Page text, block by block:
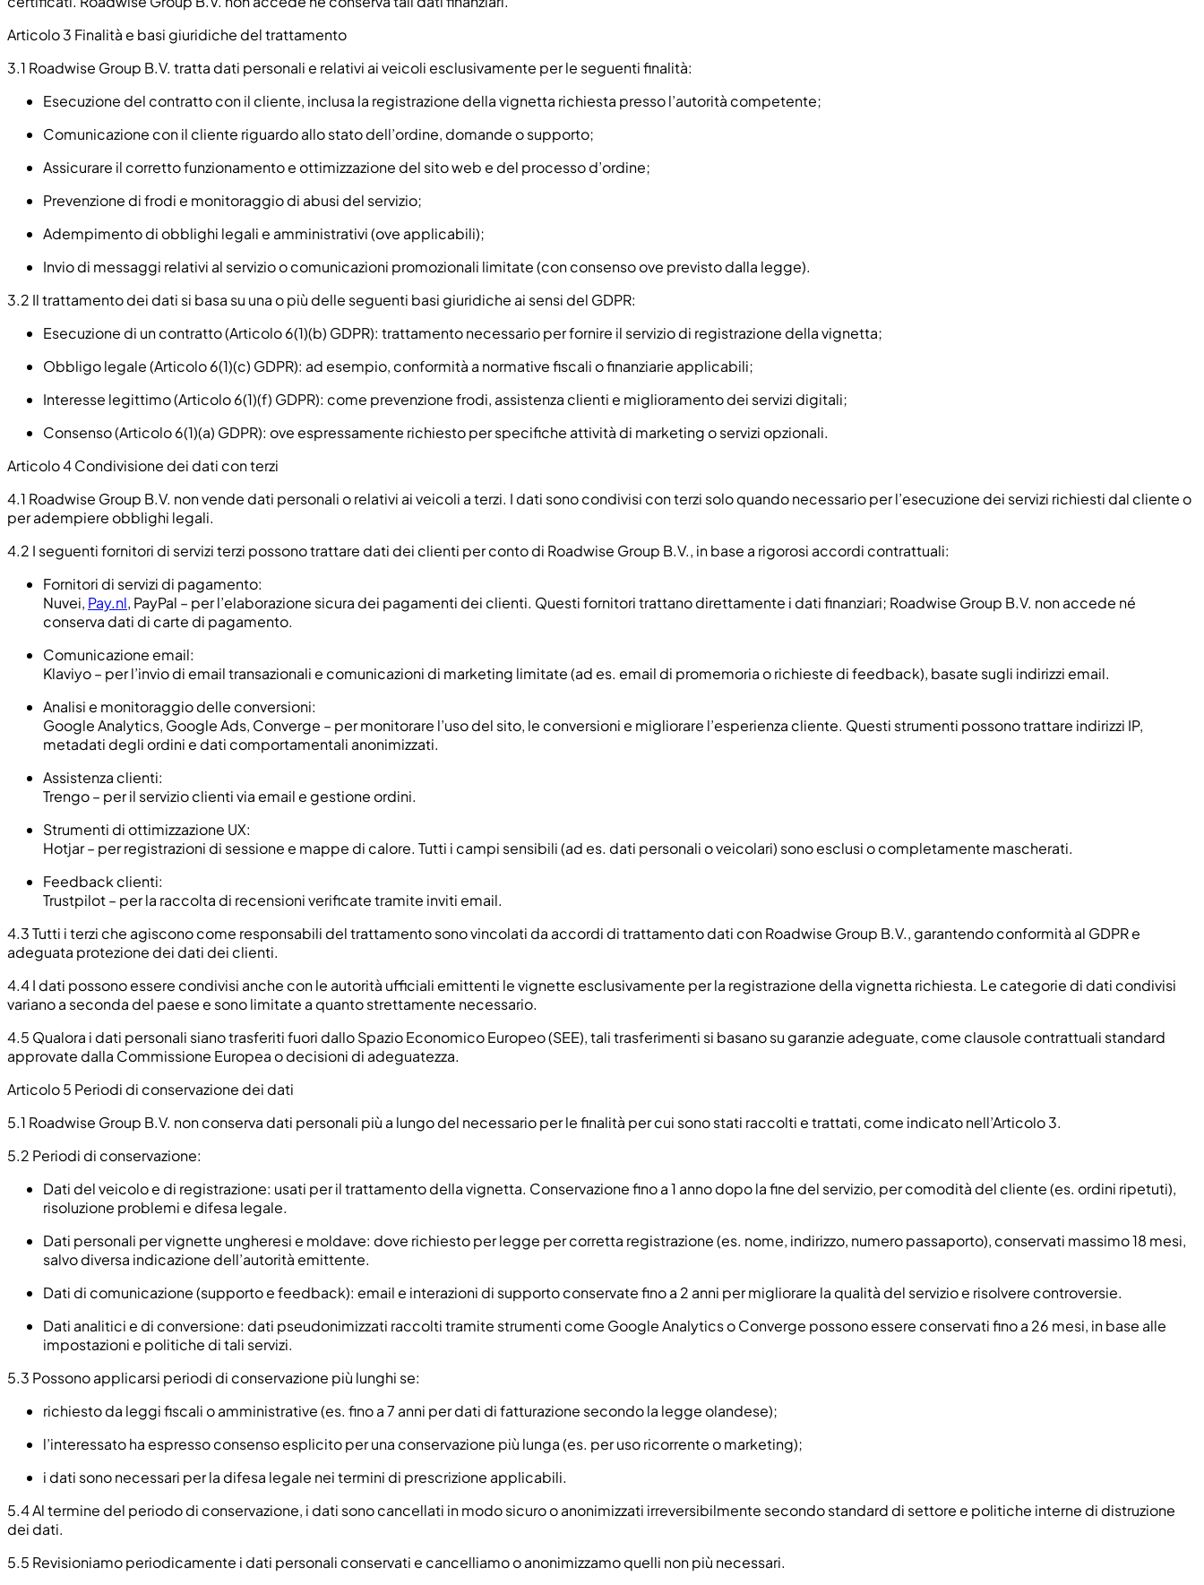
Articolo 3 Finalità e basi giuridiche del trattamento
3.1 Roadwise Group B.V. tratta dati personali e relativi ai veicoli esclusivamente per le seguenti finalità:
Esecuzione del contratto con il cliente, inclusa la registrazione della vignetta richiesta presso l’autorità competente;
Comunicazione con il cliente riguardo allo stato dell’ordine, domande o supporto;
Assicurare il corretto funzionamento e ottimizzazione del sito web e del processo d’ordine;
Prevenzione di frodi e monitoraggio di abusi del servizio;
Adempimento di obblighi legali e amministrativi (ove applicabili);
Invio di messaggi relativi al servizio o comunicazioni promozionali limitate (con consenso ove previsto dalla legge).
3.2 Il trattamento dei dati si basa su una o più delle seguenti basi giuridiche ai sensi del GDPR:
Esecuzione di un contratto (Articolo 6(1)(b) GDPR): trattamento necessario per fornire il servizio di registrazione della vignetta;
Obbligo legale (Articolo 6(1)(c) GDPR): ad esempio, conformità a normative fiscali o finanziarie applicabili;
Interesse legittimo (Articolo 6(1)(f) GDPR): come prevenzione frodi, assistenza clienti e miglioramento dei servizi digitali;
Consenso (Articolo 6(1)(a) GDPR): ove espressamente richiesto per specifiche attività di marketing o servizi opzionali.
Articolo 4 Condivisione dei dati con terzi
4.1 Roadwise Group B.V. non vende dati personali o relativi ai veicoli a terzi. I dati sono condivisi con terzi solo quando necessario per l’esecuzione dei servizi richiesti dal cliente o
per adempiere obblighi legali.
4.2 I seguenti fornitori di servizi terzi possono trattare dati dei clienti per conto di Roadwise Group B.V., in base a rigorosi accordi contrattuali:
Fornitori di servizi di pagamento:
Nuvei, Pay.nl, PayPal – per l’elaborazione sicura dei pagamenti dei clienti. Questi fornitori trattano direttamente i dati finanziari; Roadwise Group B.V. non accede né
conserva dati di carte di pagamento.
Comunicazione email:
Klaviyo – per l’invio di email transazionali e comunicazioni di marketing limitate (ad es. email di promemoria o richieste di feedback), basate sugli indirizzi email.
Analisi e monitoraggio delle conversioni:
Google Analytics, Google Ads, Converge – per monitorare l’uso del sito, le conversioni e migliorare l’esperienza cliente. Questi strumenti possono trattare indirizzi IP,
metadati degli ordini e dati comportamentali anonimizzati.
Assistenza clienti:
Trengo – per il servizio clienti via email e gestione ordini.
Strumenti di ottimizzazione UX:
Hotjar – per registrazioni di sessione e mappe di calore. Tutti i campi sensibili (ad es. dati personali o veicolari) sono esclusi o completamente mascherati.
Feedback clienti:
Trustpilot – per la raccolta di recensioni verificate tramite inviti email.
4.3Tutti i terzi che agiscono come responsabili del trattamento sono vincolati da accordi di trattamento dati con Roadwise Group B.V., garantendo conformità al GDPR e
adeguata protezione dei dati dei clienti.
4.4I dati possono essere condivisi anche con le autorità ufficiali emittenti le vignette esclusivamente per la registrazione della vignetta richiesta. Le categorie di dati condivisi
variano a seconda del paese e sono limitate a quanto strettamente necessario.
4.5 Qualora i dati personali siano trasferiti fuori dallo Spazio Economico Europeo (SEE), tali trasferimenti si basano su garanzie adeguate, come clausole contrattuali standard
approvate dalla Commissione Europea o decisioni di adeguatezza.
Articolo 5 Periodi di conservazione dei dati
5.1 Roadwise Group B.V. non conserva dati personali più a lungo del necessario per le finalità per cui sono stati raccolti e trattati, come indicato nell’Articolo 3.
5.2 Periodi di conservazione:
Dati del veicolo e di registrazione: usati per il trattamento della vignetta. Conservazione fino a 1 anno dopo la fine del servizio, per comodità del cliente (es. ordini ripetuti),
risoluzione problemi e difesa legale.
Dati personali per vignette ungheresi e moldave: dove richiesto per legge per corretta registrazione (es. nome, indirizzo, numero passaporto), conservati massimo 18 mesi,
salvo diversa indicazione dell’autorità emittente.
Dati di comunicazione (supporto e feedback): email e interazioni di supporto conservate fino a 2 anni per migliorare la qualità del servizio e risolvere controversie.
Dati analitici e di conversione: dati pseudonimizzati raccolti tramite strumenti come Google Analytics o Converge possono essere conservati fino a 26 mesi, in base alle
impostazioni e politiche di tali servizi.
5.3 Possono applicarsi periodi di conservazione più lunghi se:
richiesto da leggi fiscali o amministrative (es. fino a 7 anni per dati di fatturazione secondo la legge olandese);
l’interessato ha espresso consenso esplicito per una conservazione più lunga (es. per uso ricorrente o marketing);
i dati sono necessari per la difesa legale nei termini di prescrizione applicabili.
5.4Al termine del periodo di conservazione, i dati sono cancellati in modo sicuro o anonimizzati irreversibilmente secondo standard di settore e politiche interne di distruzione
dei dati.
5.5 Revisioniamo periodicamente i dati personali conservati e cancelliamo o anonimizzamo quelli non più necessari.